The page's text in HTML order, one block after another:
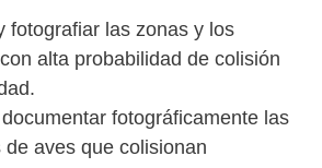
fotografiar las zonas y los
alta probabilidad de colisión
fotográficamente las
de aves que colisionan